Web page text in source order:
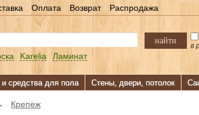
Оплата Возврат Распродажа
найти
в
Karelia Ламинат
средства для пола Стены, двери, потолок
Крепеж